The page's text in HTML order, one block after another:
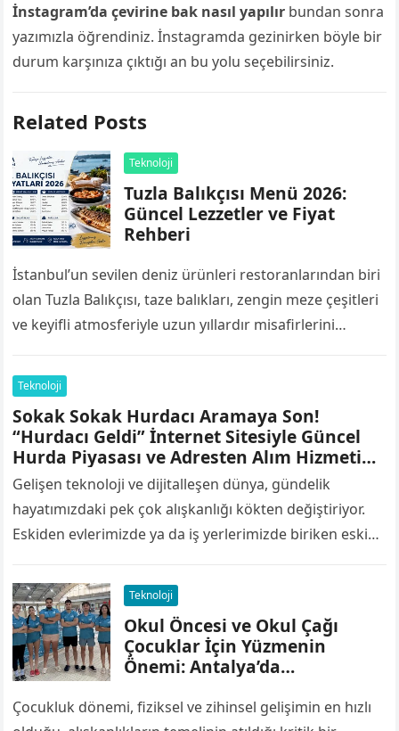
İnstagram’da çevirine bak nasıl yapılır bundan sonra
yazımızla öğrendiniz. İnstagramda gezinirken böyle bir
durum karşınıza çıktığı an bu yolu seçebilirsiniz.
Related Posts
Teknoloji
Tuzla Balıkçısı Menü 2026:
Güncel Lezzetler ve Fiyat
Rehberi
İstanbul’un sevilen deniz ürünleri restoranlarından biri
olan Tuzla Balıkçısı, taze balıkları, zengin meze çeşitleri
ve keyifli atmosferiyle uzun yıllardır misafirlerini
ettiği…
Teknoloji
Sokak Sokak Hurdacı Aramaya Son!
“Hurdacı Geldi” İnternet Sitesiyle Güncel
Hurda Piyasası ve Adresten Alım Hizmeti
Tek Tıkla Kapınızda
Gelişen teknoloji ve dijitalleşen dünya, gündelik
hayatımızdaki pek çok alışkanlığı kökten değiştiriyor.
Eskiden evlerimizde ya da iş yerlerimizde biriken eski
veya…
Teknoloji
Okul Öncesi ve Okul Çağı
Çocuklar İçin Yüzmenin
Önemi: Antalya’da
Çocukluk dönemi, fiziksel ve zihinsel gelişimin en hızlı